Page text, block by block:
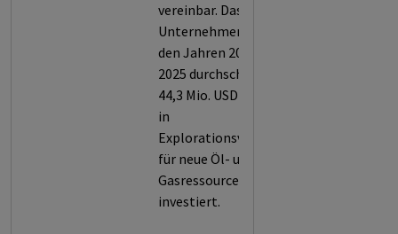
vereinbar. Das
Unternehmen hat in
den Jahren 2023 bis
2025 durchschnittlich
44,3 Mio. USD jährlich
in
Explorationsvorhaben
für neue Öl- und
Gasressourcen
investiert.